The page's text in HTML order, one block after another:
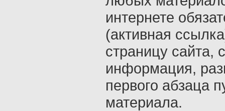
интернете
(активная
страницу сайта,
информация,
первого абзаца
материала.